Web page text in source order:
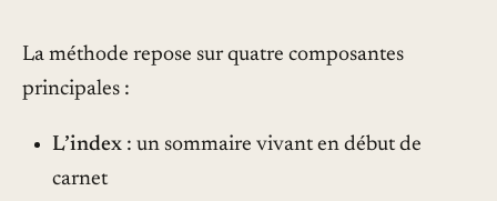
La méthode repose sur quatre composantes
principales :
L’index: un sommaire vivant en début de
carnet